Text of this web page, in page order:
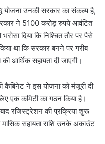
योजना उनकी सरकार का संकल्प है,
ने 5100 करोड़ रुपये आवंटित
दिया कि निश्चित तौर पर पैसे
था कि सरकार बनने पर गरीब
आर्थिक सहायता दी जाएगी।
कैबिनेट ने इस योजना को मंजूरी दी
एक कमिटी का गठन किया है।
रजिस्ट्रेशन की प्रक्रिया शुरू
सहायता राशि उनके अकाउंट